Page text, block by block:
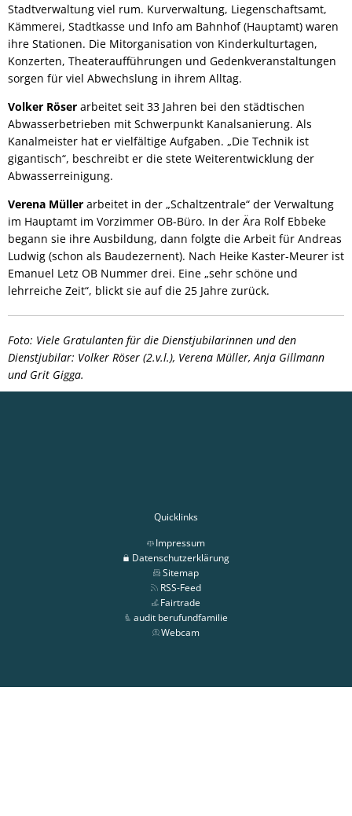
Stadtverwaltung viel rum. Kurverwaltung, Liegenschaftsamt,
Kämmerei, Stadtkasse und Info am Bahnhof (Hauptamt) waren
ihre Stationen. Die Mitorganisation von Kinderkulturtagen,
Konzerten, Theateraufführungen und Gedenkveranstaltungen
sorgen für viel Abwechslung in ihrem Alltag.
Volker Röser arbeitet seit 33 Jahren bei den städtischen
Abwasserbetrieben mit Schwerpunkt Kanalsanierung. Als
Kanalmeister hat er vielfältige Aufgaben. „Die Technik ist
gigantisch“, beschreibt er die stete Weiterentwicklung der
Abwasserreinigung.
Verena Müller arbeitet in der „Schaltzentrale“ der Verwaltung
im Hauptamt im Vorzimmer OB-Büro. In der Ära Rolf Ebbeke
begann sie ihre Ausbildung, dann folgte die Arbeit für Andreas
Ludwig (schon als Baudezernent). Nach Heike Kaster-Meurer ist
Emanuel Letz OB Nummer drei. Eine „sehr schöne und
lehrreiche Zeit“, blickt sie auf die 25 Jahre zurück.
Foto: Viele Gratulanten für die Dienstjubilarinnen und den
Dienstjubilar: Volker Röser (2.v.l.), Verena Müller, Anja Gillmann
und Grit Gigga.
Quicklinks
Impressum
Datenschutzerklärung
Sitemap
RSS-Feed
Fairtrade
audit berufundfamilie
Webcam